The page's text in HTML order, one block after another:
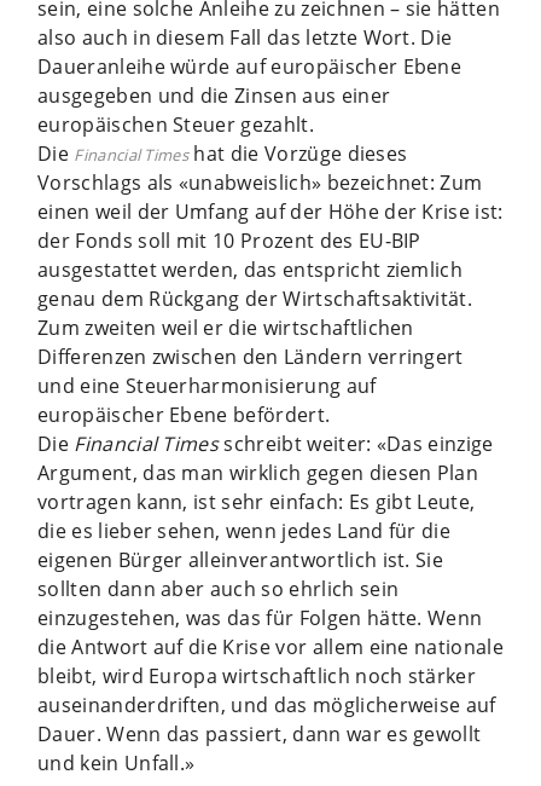
sein, eine solche An­leihe zu zeichnen – sie hätten
also auch in diesem Fall das letzte Wort. Die
Daueranleihe würde auf europäischer Ebe­ne
ausgegeben und die Zinsen aus einer
europäischen Steuer gezahlt.
Die Financial Timeshat die Vorzüge dieses
Vorschlags als «un­abweislich» bezeichnet: Zum
einen weil der Umfang auf der Höhe der Krise ist:
der Fonds soll mit 10 Prozent des EU-BIP
ausgestattet werden, das entspricht ziemlich
genau dem Rückgang der Wirtschaftsaktivität.
Zum zweiten weil er die wirtschaftlichen
Differenzen zwischen den Ländern verringert
und eine Steuerharmonisierung auf
europäischer Ebene befördert.
Die Financial Timesschreibt weiter: «Das einzige
Argument, das man wirklich gegen diesen Plan
vortragen kann, ist sehr einfach: Es gibt Leute,
die es lieber sehen, wenn jedes Land für die
eigenen Bürger alleinverantwortlich ist. Sie
sollten dann aber auch so ehrlich sein
einzugestehen, was das für Folgen hätte. Wenn
die Antwort auf die Krise vor allem eine nationale
bleibt, wird Europa wirtschaftlich noch stärker
aus­einanderdriften, und das möglicherweise auf
Dauer. Wenn das passiert, dann war es gewollt
und kein Unfall.»